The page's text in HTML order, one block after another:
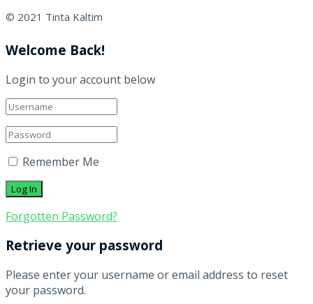
© 2021 Tinta Kaltim
Welcome Back!
Login to your account below
Remember Me
Forgotten Password?
Retrieve your password
Please enter your username or email address to reset
your password.